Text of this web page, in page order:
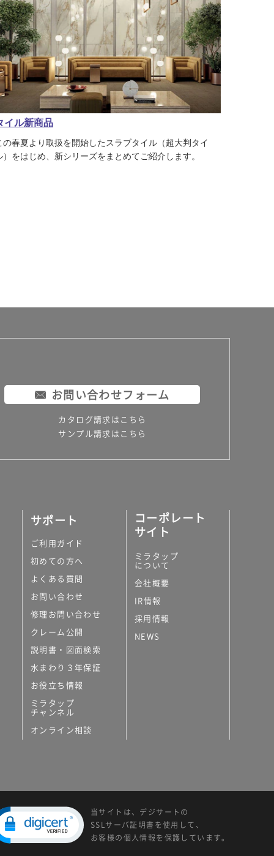
イル新商品
の春夏より取扱を開始したスラブタイル（超大判タイ
）をはじめ、新シリーズをまとめてご紹介します。
お問い合わせフォーム
カタログ請求はこちら
サンプル請求はこちら
サポート
ご利用ガイド
初めての方へ
よくある質問
お問い合わせ
修理お問い合わせ
クレーム公開
説明書・図面検索
水まわり３年保証
お役立ち情報
ミラタップ
チャンネル
オンライン相談
コーポレート
サイト
ミラタップ
について
会社概要
IR情報
採用情報
NEWS
当サイトは、デジサートの
SSLサーバ証明書を使用して、
お客様の個人情報を保護しています。